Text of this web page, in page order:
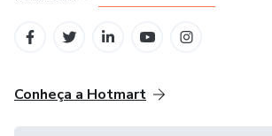
Conheça a Hotmart